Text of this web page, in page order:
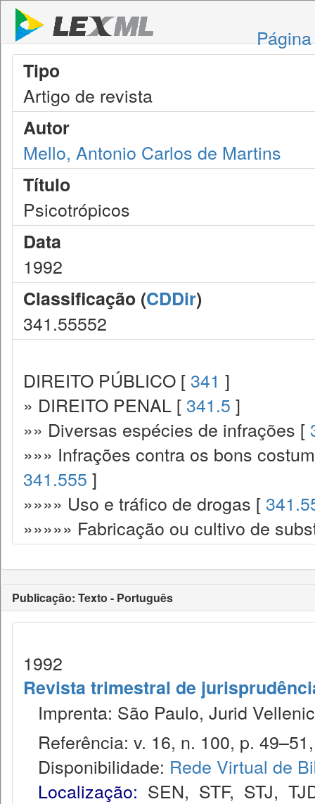
Tipo
Artigo de revista
Autor
Mello, Antonio Carlos de Martins
Título
Psicotrópicos
Data
1992
Classificação (CDDir)
341.55552
DIREITO PÚBLICO [ 341 ]
» DIREITO PENAL [ 341.5 ]
»» Diversas espécies de infrações [
»»» Infrações contra os bons
341.555 ]
»»»» Uso e tráfico de drogas [
»»»»» Fabricação ou cultivo de
Publicação: Texto - Português
1992
Revista trimestral de
Imprenta: São Paulo, Jurid
Referência: v. 16, n. 100, p.
Disponibilidade: Rede Virtual de
Localização: SEN, STF, STJ,